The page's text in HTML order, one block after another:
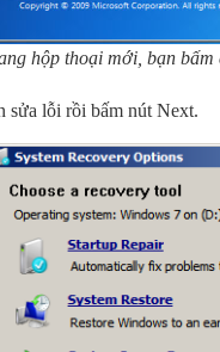
hộp thoại mới, bạn
sửa lỗi rồi bấm nút Next.